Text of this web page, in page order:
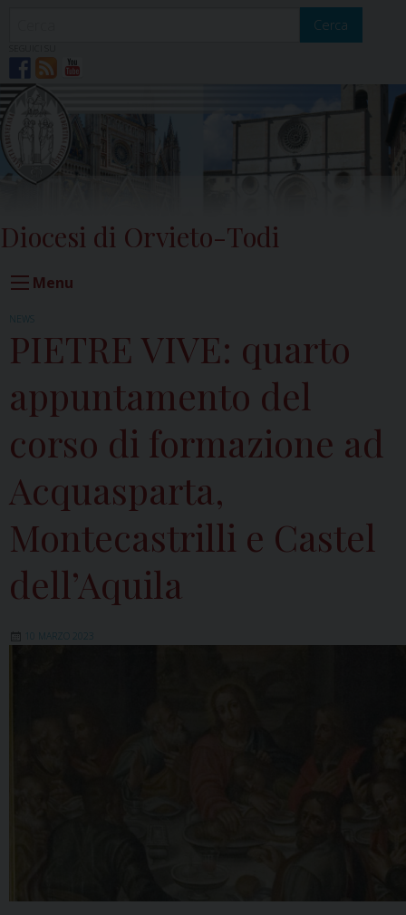
Cerca
Diocesi di Orvieto-Todi
Menu
NEWS
PIETRE VIVE: quarto
appuntamento del
corso di formazione ad
Acquasparta,
Montecastrilli e Castel
dell’Aquila
10 MARZO 2023